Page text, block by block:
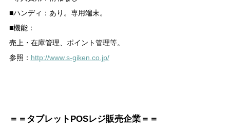
■ハンディ：あり。専用端末。
■機能：
売上・在庫管理、ポイント管理等。
参照： http://www.s-giken.co.jp/
＝＝タブレットPOSレジ販売企業＝＝